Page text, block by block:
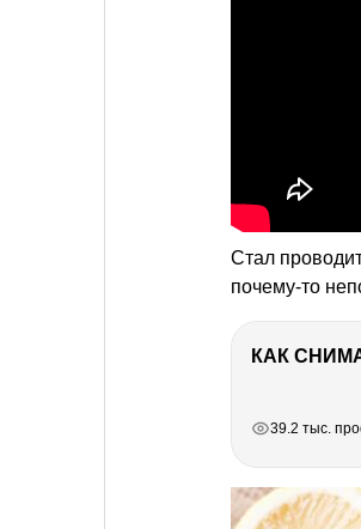
Стал
почему-то
КАК
39.2 тыс.